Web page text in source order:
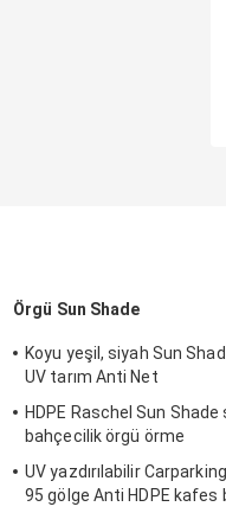
Örgü Sun Shade
Koyu yeşil, siyah Sun
UV tarım Anti Net
HDPE Raschel Sun Shade
bahçecilik örgü örme
UV yazdırılabilir
95 gölge Anti HDPE kafes